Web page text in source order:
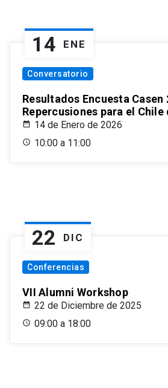
14 ENE
Conversatorio
Resultados Encuesta Casen
Repercusiones para el Chile
14 de Enero de 2026
10:00 a 11:00
22 DIC
Conferencias
VII Alumni Workshop
22 de Diciembre de 2025
09:00 a 18:00